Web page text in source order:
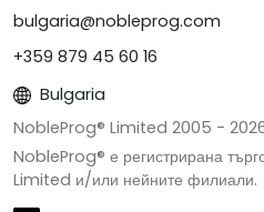
bulgaria@nobleprog.com
+359 879 45 60 16
Bulgaria
NobleProg® Limited 2005 -
NobleProg® е регистрирана
Limited и/или нейните филиали.